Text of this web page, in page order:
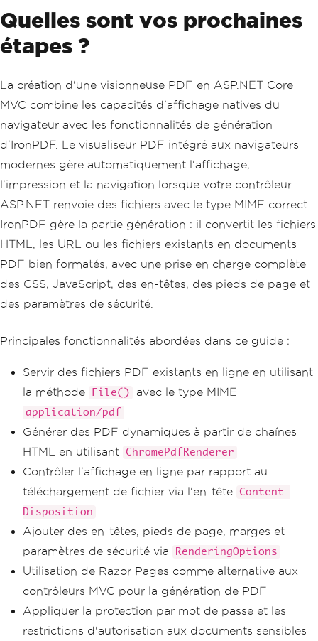
Quelles sont vos prochaines
étapes ?
La création d'une visionneuse PDF en ASP.NET Core
MVC combine les capacités d'affichage natives du
navigateur avec les fonctionnalités de génération
d'IronPDF. Le visualiseur PDF intégré aux navigateurs
modernes gère automatiquement l'affichage,
l'impression et la navigation lorsque votre contrôleur
ASP.NET renvoie des fichiers avec le type MIME correct.
IronPDF gère la partie génération : il convertit les fichiers
HTML, les URL ou les fichiers existants en documents
PDF bien formatés, avec une prise en charge complète
des CSS, JavaScript, des en-têtes, des pieds de page et
des paramètres de sécurité.
Principales fonctionnalités abordées dans ce guide :
Servir des fichiers PDF existants en ligne en utilisant
la méthode
File() avec le type MIME
application/pdf
Générer des PDF dynamiques à partir de chaînes
HTML en utilisant ChromePdfRenderer
Contrôler l'affichage en ligne par rapport au
téléchargement de fichier via l'en-tête Content-
Disposition
Ajouter des en-têtes, pieds de page, marges et
paramètres de sécurité via
RenderingOptions
Utilisation de Razor Pages comme alternative aux
contrôleurs MVC pour la génération de PDF
Appliquer la protection par mot de passe et les
restrictions d'autorisation aux documents sensibles